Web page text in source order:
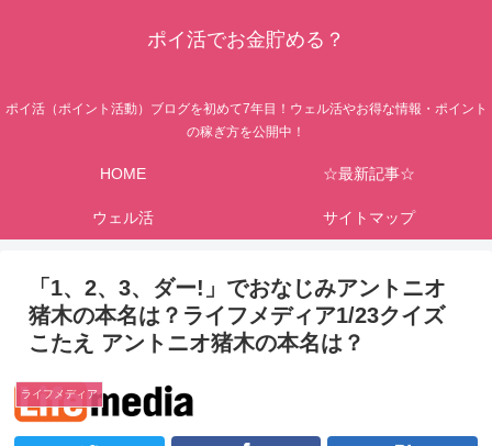
ポイ活でお金貯める？
ポイ活（ポイント活動）ブログを初めて7年目！ウェル活やお得な情報・ポイント
の稼ぎ方を公開中！
HOME ☆最新記事☆
ウェル活 サイトマップ
「1、2、3、ダー!」でおなじみアントニオ
猪木の本名は？ライフメディア1/23クイズ
こたえ アントニオ猪木の本名は？
ライフメディア